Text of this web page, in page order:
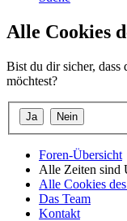
Alle Cookies
Bist du dir sicher, dass
möchtest?
Foren-Übersicht
Alle Zeiten sind
Alle Cookies
Das Team
Kontakt